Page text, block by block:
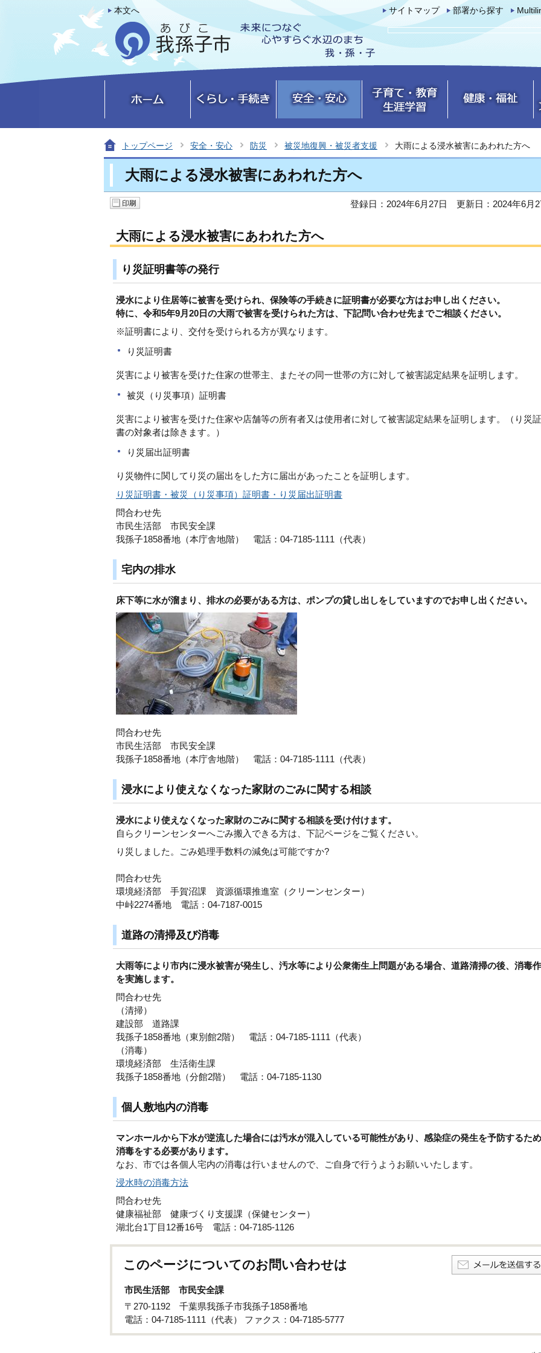
本文へ サイトマップ 部署から探す
トップページ 安全・安心 防災 被災地復興・被災者支援 大雨による浸水被害にあわれた方へ
大雨による浸水被害にあわれた方へ
登録日：2024年6月27日 更新日：2024年6月
大雨による浸水被害にあわれた方へ
り災証明書等の発行
浸水により住居等に被害を受けられ、保険等の手続きに証明書が必要な方はお申し出ください。
特に、令和5年9月20日の大雨で被害を受けられた方は、下記問い合わせ先までご相談ください。
※証明書により、交付を受けられる方が異なります。
り災証明書
災害により被害を受けた住家の世帯主、またその同一世帯の方に対して被害認定結果を証明します。
被災（り災事項）証明書
災害により被害を受けた住家や店舗等の所有者又は使用者に対して被害認定結果を証明します。（り災
書の対象者は除きます。）
り災届出証明書
り災物件に関してり災の届出をした方に届出があったことを証明します。
り災証明書・被災（り災事項）証明書・り災届出証明書
問合わせ先
市民生活部 市民安全課
我孫子1858番地（本庁舎地階） 電話：04-7185-1111（代表）
宅内の排水
床下等に水が溜まり、排水の必要がある方は、ポンプの貸し出しをしていますのでお申し出ください。
問合わせ先
市民生活部 市民安全課
我孫子1858番地（本庁舎地階） 電話：04-7185-1111（代表）
浸水により使えなくなった家財のごみに関する相談
浸水により使えなくなった家財のごみに関する相談を受け付けます。
自らクリーンセンターへごみ搬入できる方は、下記ページをご覧ください。
り災しました。ごみ処理手数料の減免は可能ですか?
問合わせ先
環境経済部 手賀沼課 資源循環推進室（クリーンセンター）
中峠2274番地 電話：04-7187-0015
道路の清掃及び消毒
大雨等により市内に浸水被害が発生し、汚水等により公衆衛生上問題がある場合、道路清掃の後、消毒
を実施します。
問合わせ先
（清掃）
建設部 道路課
我孫子1858番地（東別館2階） 電話：04-7185-1111（代表）
（消毒）
環境経済部 生活衛生課
我孫子1858番地（分館2階） 電話：04-7185-1130
個人敷地内の消毒
マンホールから下水が逆流した場合には汚水が混入している可能性があり、感染症の発生を予防するた
消毒をする必要があります。
なお、市では各個人宅内の消毒は行いませんので、ご自身で行うようお願いいたします。
浸水時の消毒方法
問合わせ先
健康福祉部 健康づくり支援課（保健センター）
湖北台1丁目12番16号 電話：04-7185-1126
このページについてのお問い合わせは
市民生活部 市民安全課
〒270-1192 千葉県我孫子市我孫子1858番地
電話：04-7185-1111（代表） ファクス：04-7185-5777